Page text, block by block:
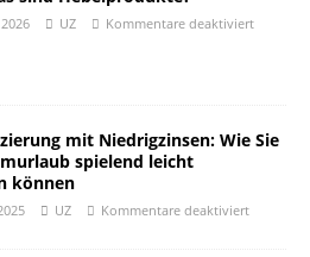
UZ Kommentare deaktiviert
mit Niedrigzinsen: Wie Sie
spielend leicht
können
UZ Kommentare deaktiviert